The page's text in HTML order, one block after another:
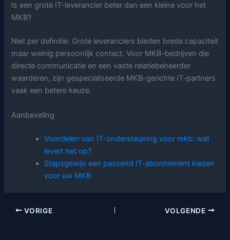
Is een grote IT-leverancier beter dan een kleine voor het
MKB?
Niet per definitie. Grote leveranciers bieden brede capaciteit
maar weinig persoonlijk contact. Voor MKB-bedrijven die
directe communicatie en een vaste relatiebeheerder
waarderen, zijn gespecialiseerde MKB-gerichte IT-partners
vaak een betere keuze.
Aanbeveling
Voordelen van IT-ondersteuning voor mkb: wat
levert het op?
Stapsgewijs een passend IT-abonnement kiezen
voor uw MKB
VORIGE VOLGENDE